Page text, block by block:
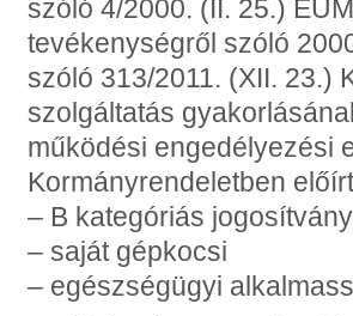
szóló 4/2000. (II. 25.)
tevékenységről szóló
szóló 313/2011. (XII. 23.)
szolgáltatás
működési engedélyezési
Kormányrendeletben
– B kategóriás jogosítvány
– saját gépkocsi
– egészségügyi